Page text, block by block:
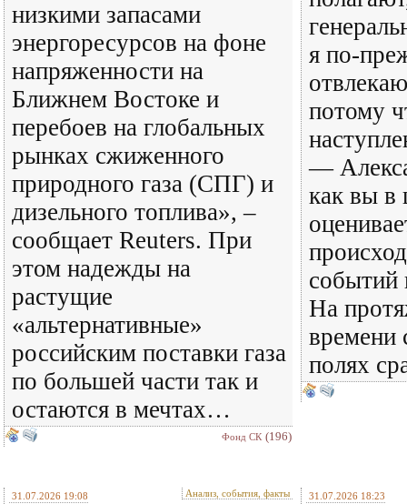
низкими запасами
энергоресурсов на фоне
напряженности на
Ближнем Востоке и
перебоев на глобальных
рынках сжиженного
природного газа (СПГ) и
дизельного топлива», –
сообщает Reuters. При
этом надежды на
растущие
«альтернативные»
российским поставки газа
по большей части так и
остаются в мечтах…
Фонд СК (196)
я по-
потому
—
как вы в
На
времени
полях
31.07.2026 19:08 Анализ, события, факты 31.07.2026 18:23